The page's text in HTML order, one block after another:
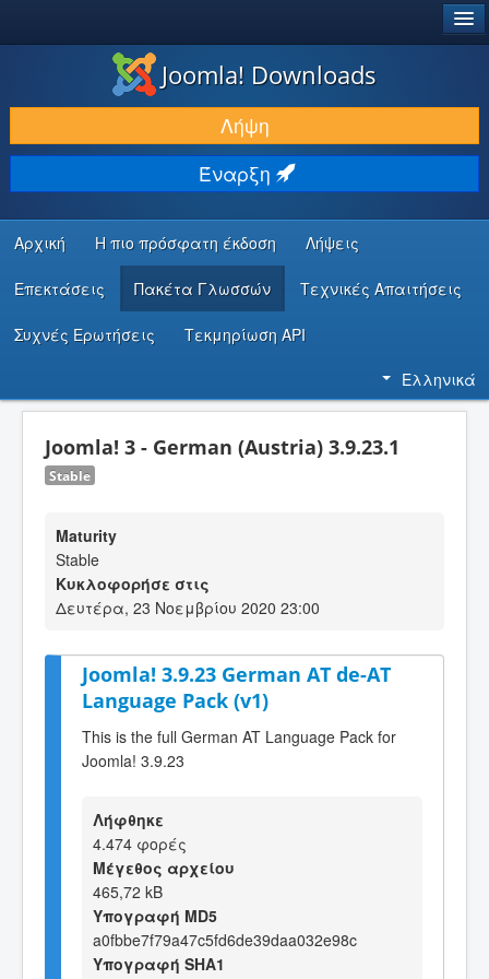
ΛΉΨΕΙΣ & ΕΠΕΚΤΆΣΕΙΣ
ΕΎΡΕΣΗ & ΜΆΘΗΣΗ
ΚΟΙΝΌΤΗΤΑ & ΥΠΟΣΤΉΡΙΞΗ
ΠΌΡΟΙ ΠΡΟΓΡΑΜΜΑΤΙΣΤΏΝ
Joomla! Downloads
Λήψη
Έναρξη
Αρχική Η πιο πρόσφατη έκδοση Λήψεις
Επεκτάσεις Πακέτα Γλωσσών Τεχνικές Απαιτήσεις
Συχνές Ερωτήσεις Τεκμηρίωση API
Ελληνικά
Joomla! 3 - German (Austria) 3.9.23.1
Stable
Maturity
Stable
Κυκλοφορήσε στις
Δευτέρα, 23 Νοεμβρίου 2020 23:00
Joomla! 3.9.23 German AT de-AT
Language Pack (v1)
This is the full German AT Language Pack for
Joomla! 3.9.23
Λήφθηκε
4.474 φορές
Μέγεθος αρχείου
465,72 kB
Υπογραφή MD5
a0fbbe7f79a47c5fd6de39daa032e98c
Υπογραφή SHA1